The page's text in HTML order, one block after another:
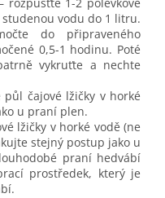
vodu do 1 litru.
do připraveného
0,5-1 hodinu. Poté
vykruťte a nechte
čajové lžičky v horké
u praní plen.
lžičky v horké vodě (ne
stejný postup jako u
praní hedvábí
prostředek, který je